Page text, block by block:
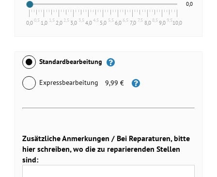
0,00,5 1,0 1,5 2,0 2,5 3,0 3,5 4,04,5 5,0 5,5 6,0 6,5 7,0 7,5 8,0 8,5 9,0 9,510,0
0,0
Standardbearbeitung
Expressbearbeitung 9,99 €
Zusätzliche Anmerkungen / Bei Reparaturen, bitte
hier schreiben, wo die zu reparierenden Stellen
sind: